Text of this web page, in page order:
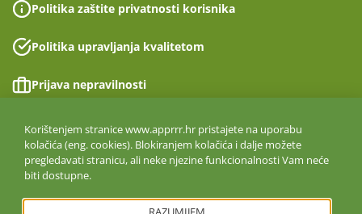
Politika zaštite privatnosti korisnika
Politika upravljanja kvalitetom
Prijava nepravilnosti
Izjava o pristupačnosti
Politika informacijske sigurnosti
ISO 27001:2022
Korištenjem stranice www.apprrr.hr pristajete na uporabu
kolačića (eng. cookies). Blokiranjem kolačića i dalje možete
pregledavati stranicu, ali neke njezine funkcionalnosti Vam neće
biti dostupne.